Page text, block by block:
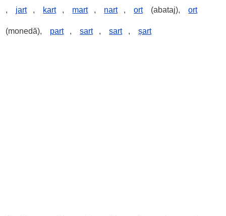
, jart , kart , mart , nart , ort (abataj), ort
(monedă), part , sart , sart , șart